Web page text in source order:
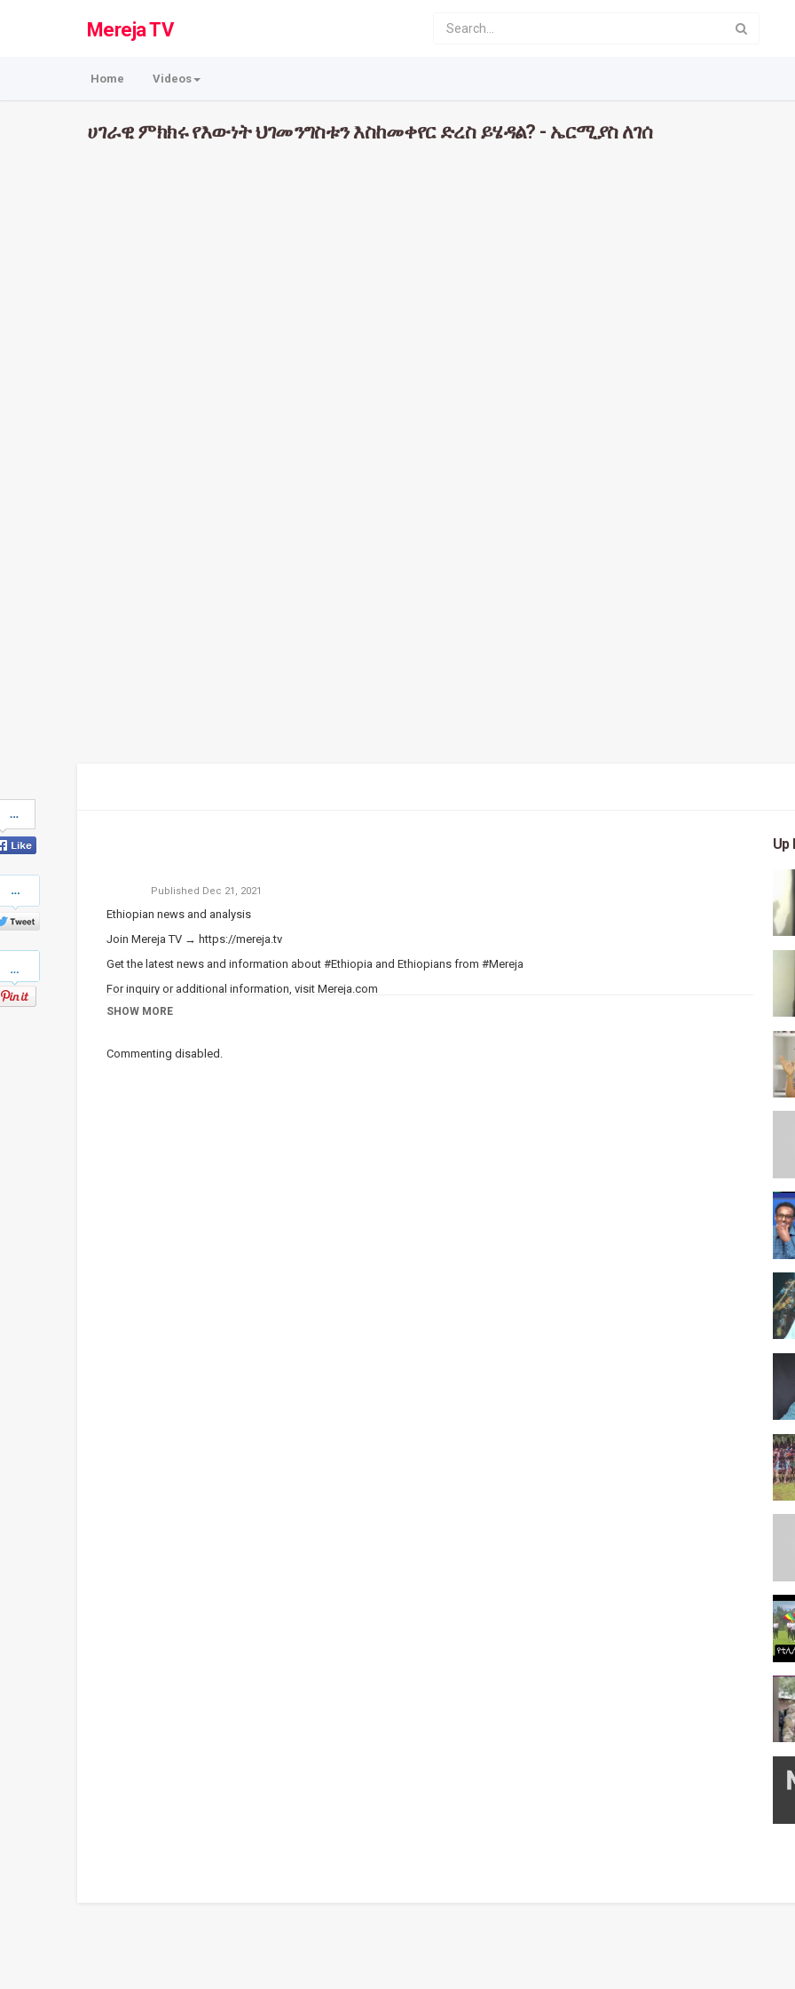
Mereja TV
Home Videos
ሀገራዊ ምክክሩ የእውነት ህገመንግስቱን እስከመቀየር ድረስ ይሄዳል? - ኤርሚያስ ለገሰ
on
Facebook
on
Twitter
Published Dec 21, 2021
Ethiopian news and analysis
Join Mereja TV → https://mereja.tv
Get the latest news and information about #Ethiopia and Ethiopians from #Mereja
For inquiry or additional information, visit Mereja.com
Mereja presents Ethiopian news, Ethiopian music, sports, arts, and entertainment
Category Ethiopian News
SHOW MORE
Commenting disabled.
Up